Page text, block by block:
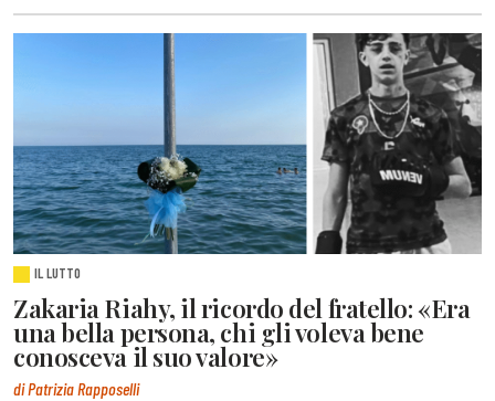
IL LUTTO
Zakaria Riahy, il ricordo del fratello: «Era
una bella persona, chi gli voleva bene
conosceva il suo valore»
di Patrizia Rapposelli